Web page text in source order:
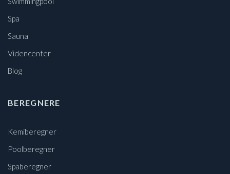
Spa
Sauna
Videncenter
Blog
BEREGNERE
Kemiberegner
Poolberegner
Spaberegner